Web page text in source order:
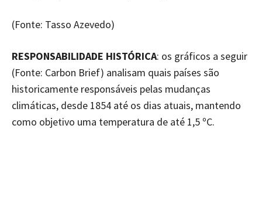
(Fonte: Tasso Azevedo)
RESPONSABILIDADE HISTÓRICA: os gráficos a seguir
(Fonte: Carbon Brief) analisam quais países são
historicamente responsáveis pelas mudanças
climáticas, desde 1854 até os dias atuais, mantendo
como objetivo uma temperatura de até 1,5 ºC.